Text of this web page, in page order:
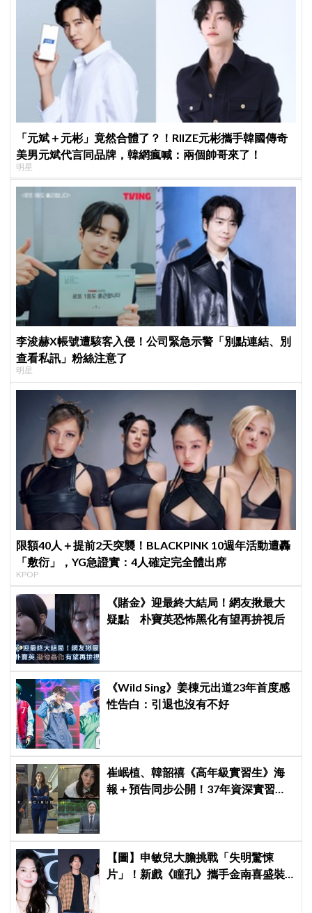
「元斌＋元彬」竟然合體了？！RIIZE元彬攜手韓國傳奇
美男元斌代言同品牌，韓網瘋喊：兩個帥哥來了！
明星
李浚赫X帳號遭駭客入侵！公司緊急示警「別點連結、別
查看私訊」粉絲注意了
明星
限額40人＋提前2天突襲！BLACKPINK 10週年活動遭轟
「敷衍」，YG急證實：4人確定完全體出席
KPOP
《賭金》迎最終大結局！網友揪最大
疑點 朴寶英恐怖黑化有望再拚視后
《Wild Sing》姜棟元出道23年首度感
性告白：引退也沒有不好
崔岷植、韓韶禧《高年級實習生》海
報＋預告同步公開！37年資深實習生
【圖】申敏兒大膽挑戰「失明驚悚
片」！新戲《瞳孔》攜手金南喜盛裝